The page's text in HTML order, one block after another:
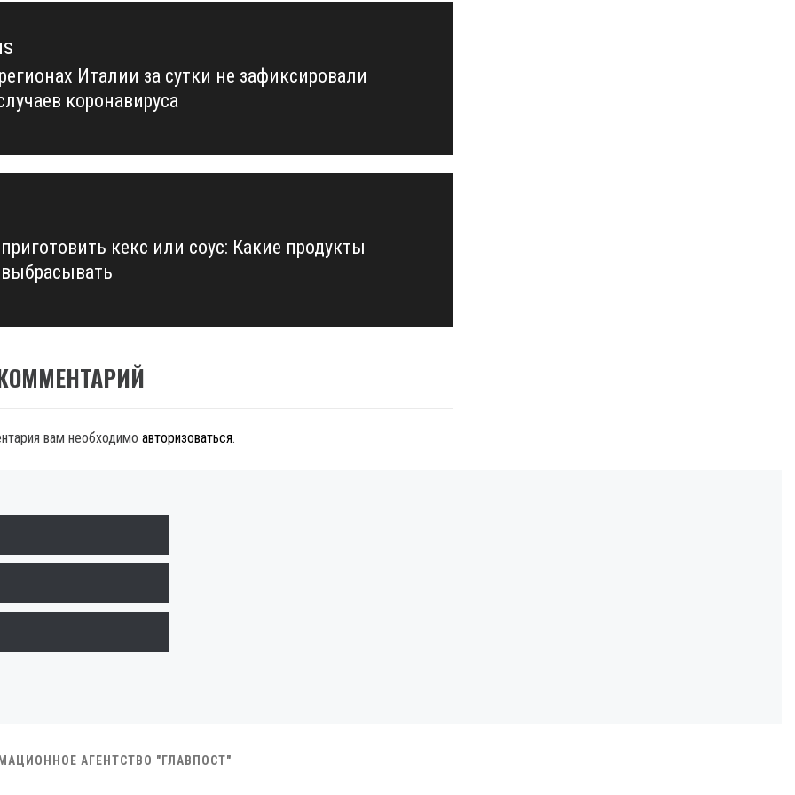
Италии за сутки не зафиксировали
коронавируса
кекс или соус: Какие продукты
вам необходимо авторизоваться.
АГЕНТСТВО "ГЛАВПОСТ"